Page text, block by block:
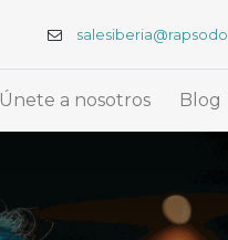
Únete a nosotros Blog